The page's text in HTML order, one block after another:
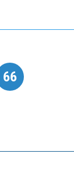
66